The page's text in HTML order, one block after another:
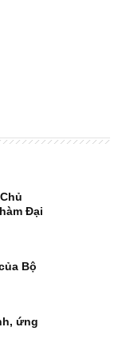
Đại
Bộ
ứng